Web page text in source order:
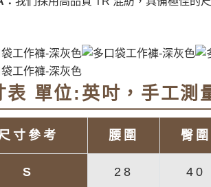
表 單位:英吋，手工測
寸參考 腰圍 臀圍
S 28 40